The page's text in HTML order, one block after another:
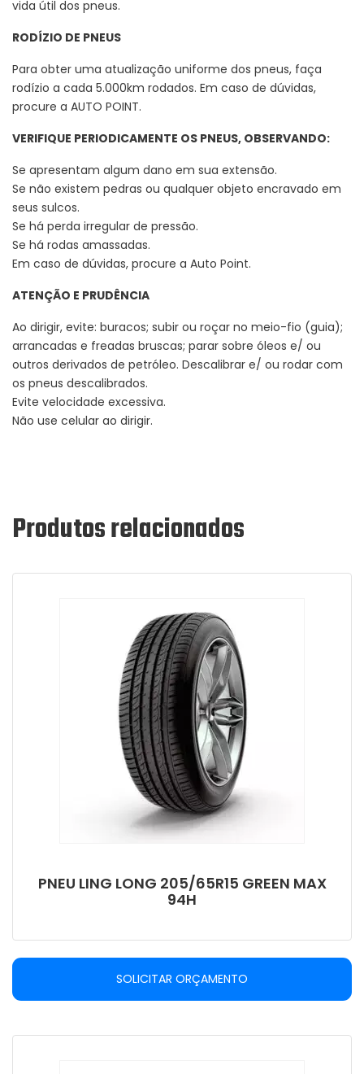
vida útil dos pneus.
RODÍZIO DE PNEUS
Para obter uma atualização uniforme dos pneus, faça
rodízio a cada 5.000km rodados. Em caso de dúvidas,
procure a AUTO POINT.
VERIFIQUE PERIODICAMENTE OS PNEUS, OBSERVANDO:
Se apresentam algum dano em sua extensão.
Se não existem pedras ou qualquer objeto encravado em
seus sulcos.
Se há perda irregular de pressão.
Se há rodas amassadas.
Em caso de dúvidas, procure a Auto Point.
ATENÇÃO E PRUDÊNCIA
Ao dirigir, evite: buracos; subir ou roçar no meio-fio (guia);
arrancadas e freadas bruscas; parar sobre óleos e/ ou
outros derivados de petróleo. Descalibrar e/ ou rodar com
os pneus descalibrados.
Evite velocidade excessiva.
Não use celular ao dirigir.
Produtos relacionados
PNEU LING LONG 205/65R15 GREEN MAX
94H
SOLICITAR ORÇAMENTO